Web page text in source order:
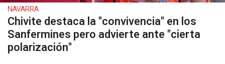
NAVARRA
Chivite destaca la "convivencia" en los
Sanfermines pero advierte ante "cierta
polarización"